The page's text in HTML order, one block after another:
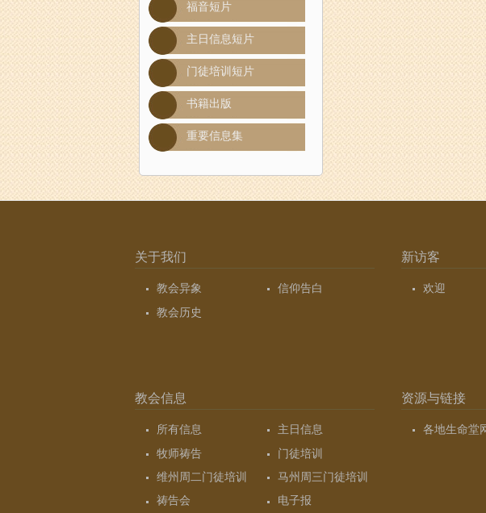
福音短片
主日信息短片
门徒培训短片
书籍出版
重要信息集
关于我们
教会异象
信仰告白
教会历史
新访客
欢迎
教会信息
所有信息
主日信息
牧师祷告
门徒培训
维州周二门徒培训
马州周三门徒培训
祷告会
电子报
资源与链接
各地生命堂